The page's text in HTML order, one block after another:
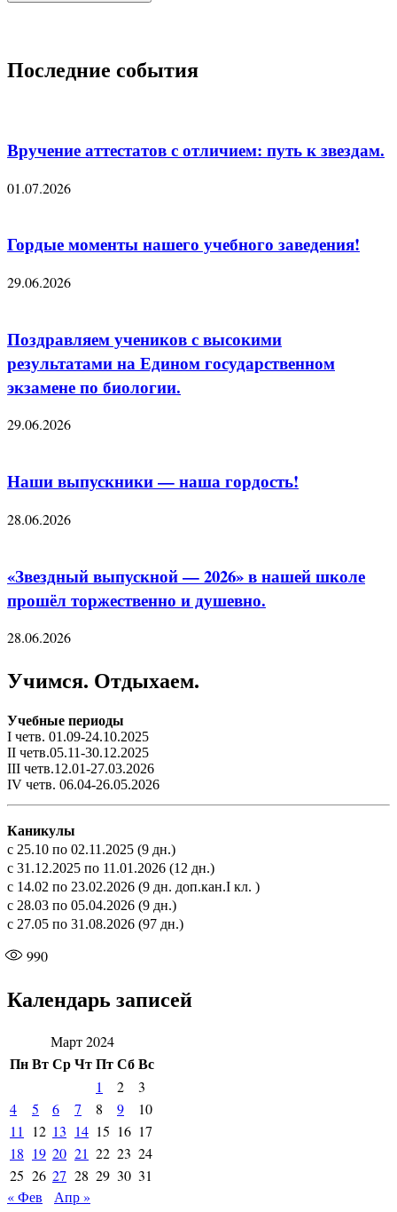
Последние события
Вручение аттестатов с отличием: путь к звездам.
01.07.2026
Гордые моменты нашего учебного заведения!
29.06.2026
Поздравляем учеников с высокими
результатами на Едином государственном
экзамене по биологии.
29.06.2026
Наши выпускники — наша гордость!
28.06.2026
«Звездный выпускной — 2026» в нашей школе
прошёл торжественно и душевно.
28.06.2026
Учимся. Отдыхаем.
Учебные периоды
I четв. 01.09-24.10.2025
II четв.05.11-30.12.2025
III четв.12.01-27.03.2026
IV четв. 06.04-26.05.2026
Каникулы
с 25.10 по 02.11.2025 (9 дн.)
с 31.12.2025 по 11.01.2026 (12 дн.)
с 14.02 по 23.02.2026 (9 дн. доп.кан.I кл. )
с 28.03 по 05.04.2026 (9 дн.)
с 27.05 по 31.08.2026 (97 дн.)
990
Календарь записей
Март 2024
ПнВтСрЧтПтСбВс
1 2
3
4
5 6 7 8 9
10
11
12 13 14 15 16 17
18 19 20 21 22 23 24
25 26 27 28 29 30 31
« Фев
Апр »